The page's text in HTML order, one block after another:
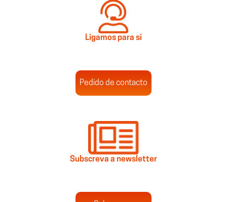
Ligamos para si
Pedido de contacto
Subscreva a newsletter